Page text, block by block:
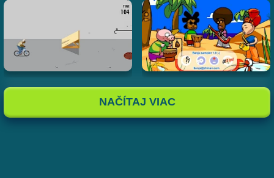
NAČÍTAJ VIAC